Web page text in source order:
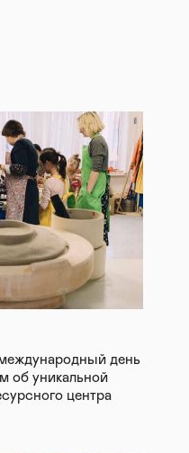
день
об уникальной
центра